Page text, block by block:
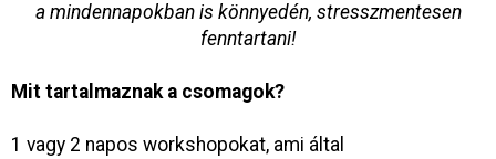
a mindennapokban is könnyedén, stresszmentesen
fenntartani!
Mit tartalmaznak a csomagok?
1 vagy 2 napos workshopokat, ami által